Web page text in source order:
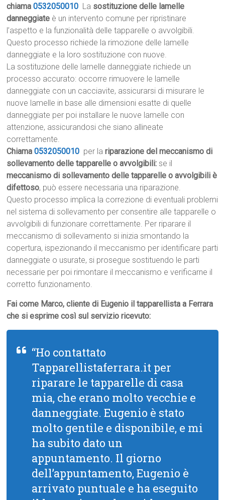
chiama0532050010 La sostituzione delle lamelle
danneggiate è un intervento comune per ripristinare
l’aspetto e la funzionalità delle tapparelle o avvolgibili.
Questo processo richiede la rimozione delle lamelle
danneggiate e la loro sostituzione con nuove.
La sostituzione delle lamelle danneggiate richiede un
processo accurato: occorre rimuovere le lamelle
danneggiate con un cacciavite, assicurarsi di misurare le
nuove lamelle in base alle dimensioni esatte di quelle
danneggiate per poi installare le nuove lamelle con
attenzione, assicurandosi che siano allineate
correttamente.
Chiama0532050010 per lariparazione del meccanismo di
sollevamento delle tapparelle o avvolgibili: se il
meccanismo di sollevamento delle tapparelle o avvolgibili è
difettoso, può essere necessaria una riparazione.
Questo processo implica la correzione di eventuali problemi
nel sistema di sollevamento per consentire alle tapparelle o
avvolgibili di funzionare correttamente. Per riparare il
meccanismo di sollevamento si inizia smontando la
copertura, ispezionando il meccanismo per identificare parti
danneggiate o usurate, si prosegue sostituendo le parti
necessarie per poi rimontare il meccanismo e verificarne il
corretto funzionamento.
Fai come Marco, cliente di Eugenio il tapparellista a Ferrara
che si esprime così sul servizio ricevuto:
“Ho contattato
Tapparellistaferrara.it per
riparare le tapparelle di casa
mia, che erano molto vecchie e
danneggiate. Eugenio è stato
molto gentile e disponibile, e mi
ha subito dato un
appuntamento. Il giorno
dell’appuntamento, Eugenio è
arrivato puntuale e ha eseguito